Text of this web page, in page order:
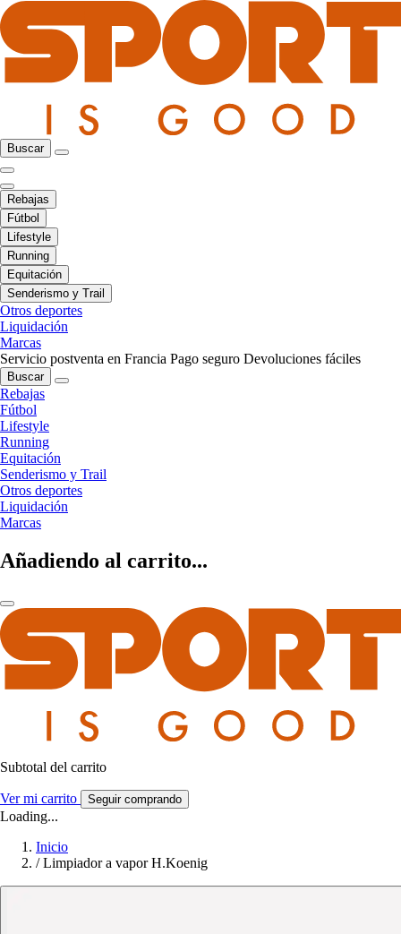
Buscar
Rebajas
Fútbol
Lifestyle
Running
Equitación
Senderismo y Trail
Otros deportes
Liquidación
Marcas
Servicio postventa en Francia Pago seguro Devoluciones fáciles
Buscar
Rebajas
Fútbol
Lifestyle
Running
Equitación
Senderismo y Trail
Otros deportes
Liquidación
Marcas
Añadiendo al carrito...
Subtotal del carrito
Ver mi carrito Seguir comprando
Loading...
Inicio
/ Limpiador a vapor H.Koenig